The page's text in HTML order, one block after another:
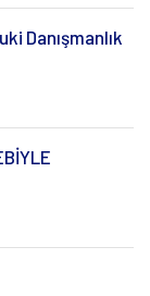
Danışmanlık